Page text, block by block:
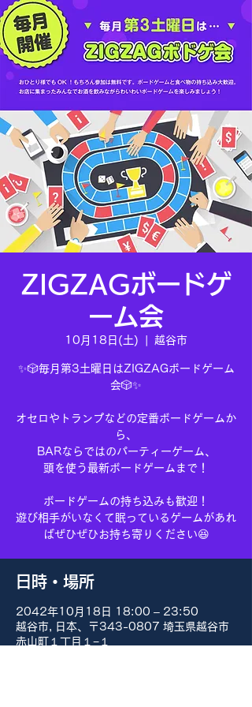
ZIGZAGボードゲ
ーム会
10月18日(土) 越谷市
✨🎲毎月第3土曜日はZIGZAGボードゲーム
会🎲✨
オセロやトランプなどの定番ボードゲームか
ら、
BARならではのパーティーゲーム、
頭を使う最新ボードゲームまで！
ボードゲームの持ち込みも歓迎！
遊び相手がいなくて眠っているゲームがあれ
ばぜひぜひお持ち寄りください😆
日時・場所
2042年10月18日 18:00 – 23:50
越谷市, 日本、〒343-0807 埼玉県越谷市
赤山町１丁目１−１